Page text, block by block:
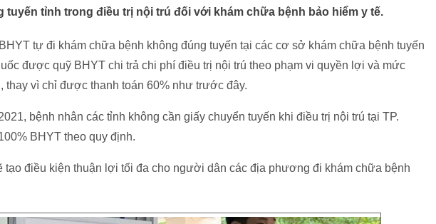
tuyến tỉnh trong điều trị nội trú đối với khám chữa bệnh bảo hiểm y tế.
tự đi khám chữa bệnh không đúng tuyến tại các cơ sở khám chữa bệnh tuyến
được quỹ BHYT chi trả chi phí điều trị nội trú theo phạm vi quyền lợi và mức
thay vì chỉ được thanh toán 60% như trước đây.
bệnh nhân các tỉnh không cần giấy chuyển tuyến khi điều trị nội trú tại TP.
BHYT theo quy định.
tạo điều kiện thuận lợi tối đa cho người dân các địa phương đi khám chữa bệnh